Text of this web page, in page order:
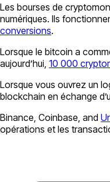
Les bourses de
numériques. Ils
conversions.
Lorsque le bitcoin a
aujourd’hui, 10 000
Lorsque vous ouvrez un
blockchain en échange
Binance, Coinbase, and
opérations et les